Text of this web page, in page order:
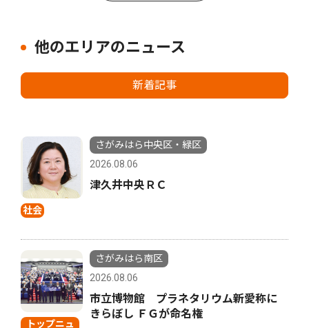
他のエリアのニュース
新着記事
社会
さがみはら中央区・緑区
2026.08.06
津久井中央ＲＣ
トップニュ
さがみはら南区
2026.08.06
市立博物館 プラネタリウム新愛称に
きらぼし ＦＧが命名権